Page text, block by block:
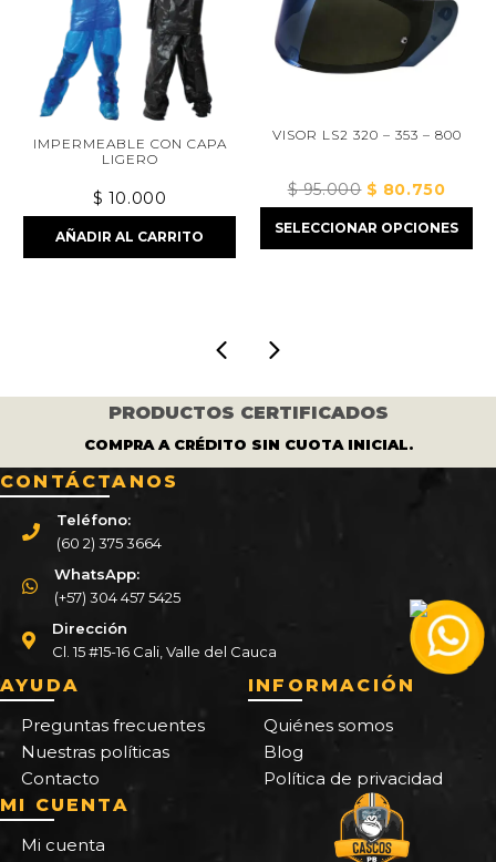
IMPERMEABLE CON CAPA
LIGERO
$10.000
AÑADIR AL CARRITO
VISOR LS2 320 – 353 – 800
$95.000El
precio
original
$80.750El
precio
actual
SELECCIONAR OPCIONES
PRODUCTOS CERTIFICADOS
COMPRA A CRÉDITO SIN CUOTA INICIAL.
CONTÁCTANOS
Teléfono:
(60 2) 375 3664
WhatsApp:
(+57) 304 457 5425
Dirección
Cl. 15 #15-16 Cali, Valle del Cauca
AYUDA
Preguntas frecuentes
Nuestras políticas
Contacto
INFORMACIÓN
Quiénes somos
Blog
Política de privacidad
MI CUENTA
Mi cuenta